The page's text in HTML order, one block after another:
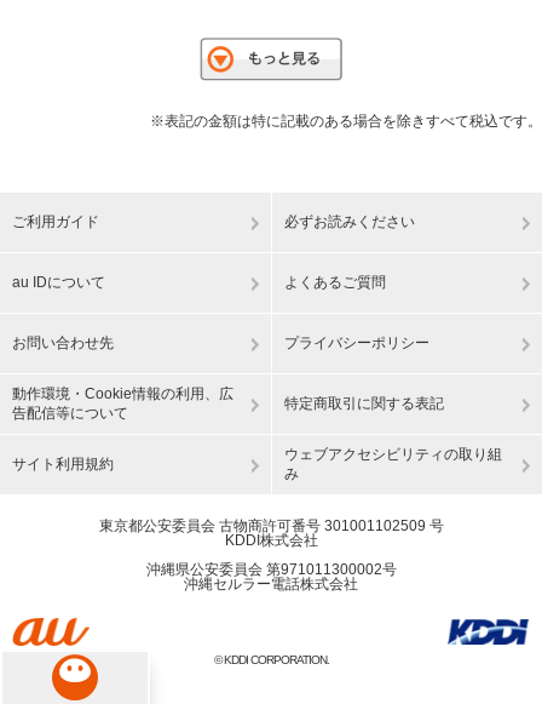
※表記の金額は特に記載のある場合を除きすべて税込です。
ご利用ガイド 必ずお読みください
au IDについて よくあるご質問
お問い合わせ先 プライバシーポリシー
動作環境・Cookie情報の利用、広
告配信等について
特定商取引に関する表記
サイト利用規約
ウェブアクセシビリティの取り組
み
東京都公安委員会 古物商許可番号 301001102509 号
KDDI株式会社
沖縄県公安委員会 第971011300002号
沖縄セルラー電話株式会社
© KDDI CORPORATION.